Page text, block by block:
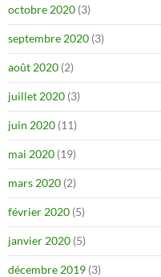
octobre 2020 (3)
septembre 2020 (3)
août 2020 (2)
juillet 2020 (3)
juin 2020 (11)
mai 2020 (19)
mars 2020 (2)
février 2020 (5)
janvier 2020 (5)
décembre 2019 (3)